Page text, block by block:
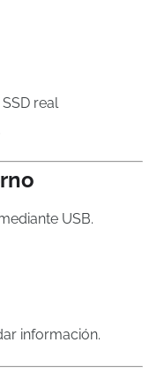
real
USB.
información.